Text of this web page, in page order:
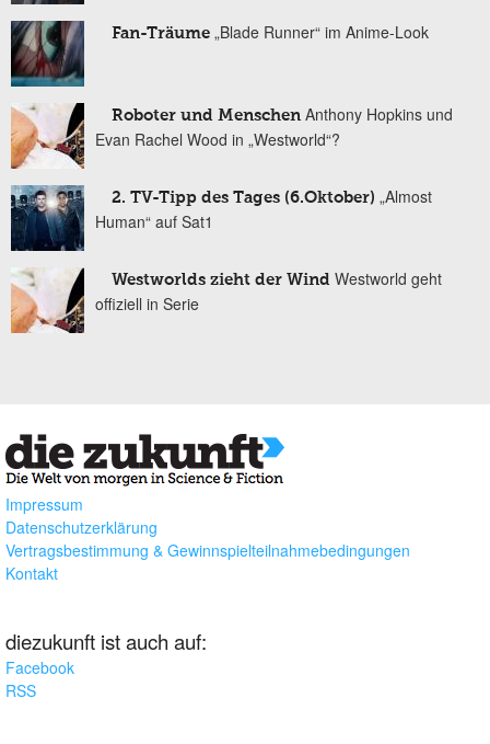
Fan-Träume „Blade Runner“ im Anime-Look
Roboter und Menschen Anthony Hopkins und
Evan Rachel Wood in „Westworld“?
2. TV-Tipp des Tages (6.Oktober) „Almost
Human“ auf Sat1
Westworlds zieht der Wind Westworld geht
offiziell in Serie
Impressum
Datenschutzerklärung
Vertragsbestimmung & Gewinnspielteilnahmebedingungen
Kontakt
diezukunft ist auch auf:
Facebook
RSS